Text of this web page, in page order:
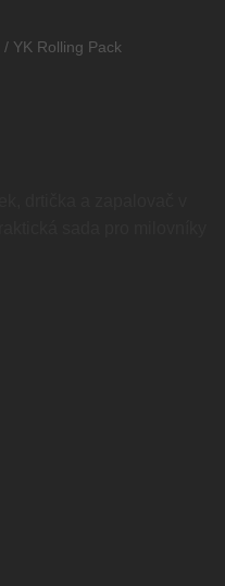
/ YK Rolling Pack